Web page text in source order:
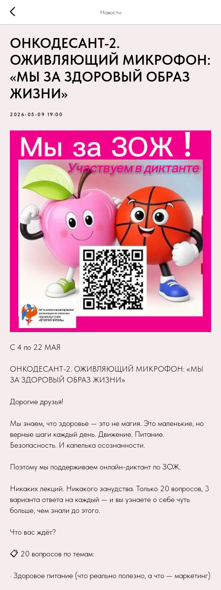
Новости
ОНКОДЕСАНТ-2.
ОЖИВЛЯЮЩИЙ МИКРОФОН:
«МЫ ЗА ЗДОРОВЫЙ ОБРАЗ
ЖИЗНИ»
2026-05-09 19:00
С 4 по 22 МАЯ
ОНКОДЕСАНТ-2. ОЖИВЛЯЮЩИЙ МИКРОФОН: «МЫ
ЗА ЗДОРОВЫЙ ОБРАЗ ЖИЗНИ»
Дорогие друзья!
Мы знаем, что здоровье — это не магия. Это маленькие, но
верные шаги каждый день. Движение. Питание.
Безопасность. И капелька осознанности.
Поэтому мы поддерживаем онлайн-диктант по ЗОЖ.
Никаких лекций. Никакого занудства. Только 20 вопросов, 3
варианта ответа на каждый — и вы узнаете о себе чуть
больше, чем знали до этого.
Что вас ждёт?
📋 20 вопросов по темам:
· Здоровое питание (что реально полезно, а что — маркетинг)